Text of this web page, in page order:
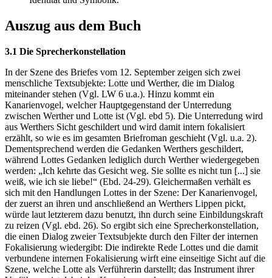
Auszug aus dem Buch
3.1 Die Sprecherkonstellation
In der Szene des Briefes vom 12. September zeigen sich zwei
menschliche Textsubjekte: Lotte und Werther, die im Dialog
miteinander stehen (Vgl. LW 6 u.a.). Hinzu kommt ein
Kanarienvogel, welcher Hauptgegenstand der Unterredung
zwischen Werther und Lotte ist (Vgl. ebd 5). Die Unterredung wird
aus Werthers Sicht geschildert und wird damit intern fokalisiert
erzählt, so wie es im gesamten Briefroman geschieht (Vgl. u.a. 2).
Dementsprechend werden die Gedanken Werthers geschildert,
während Lottes Gedanken lediglich durch Werther wiedergegeben
werden: „Ich kehrte das Gesicht weg. Sie sollte es nicht tun [...] sie
weiß, wie ich sie liebe!“ (Ebd. 24-29). Gleichermaßen verhält es
sich mit den Handlungen Lottes in der Szene: Der Kanarienvogel,
der zuerst an ihren und anschließend an Werthers Lippen pickt,
würde laut letzterem dazu benutzt, ihn durch seine Einbildungskraft
zu reizen (Vgl. ebd. 26). So ergibt sich eine Sprecherkonstellation,
die einen Dialog zweier Textsubjekte durch den Filter der internen
Fokalisierung wiedergibt: Die indirekte Rede Lottes und die damit
verbundene internen Fokalisierung wirft eine einseitige Sicht auf die
Szene, welche Lotte als Verführerin darstellt; das Instrument ihrer